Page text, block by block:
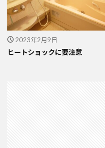
2023年2月9日
ヒートショックに要注意